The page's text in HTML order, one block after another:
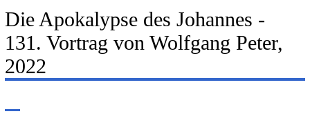
Die Apokalypse des Johannes -
131. Vortrag von Wolfgang Peter,
2022